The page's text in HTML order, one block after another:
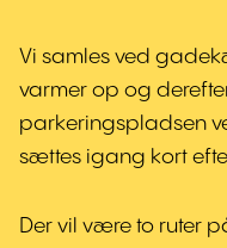
Vi samles ved
varmer op og
parkeringspladsen
sættes igang kort
Der vil være to ruter